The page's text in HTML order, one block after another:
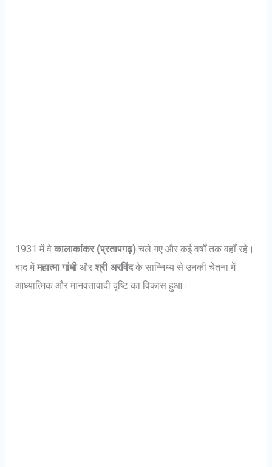
1931 में वेकालाकांकर (प्रतापगढ़) चले गए और कई वर्षों तक वहाँ रहे।
बाद मेंमहात्मा गांधीऔरश्री अरविंदके सान्निध्य से उनकी चेतना में
आध्यात्मिक और मानवतावादी दृष्टि का विकास हुआ।